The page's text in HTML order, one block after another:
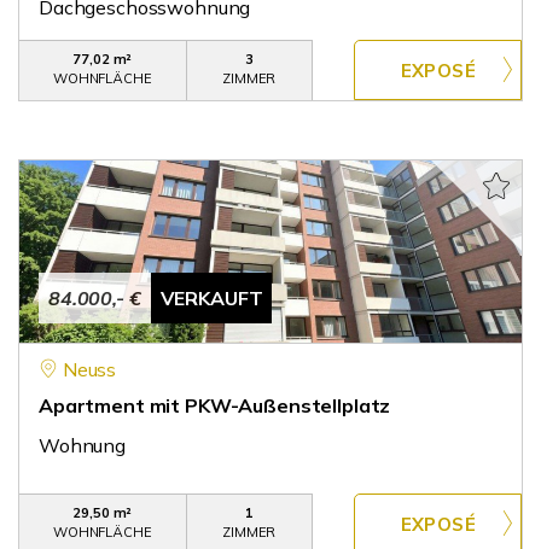
Dachgeschosswohnung
77,02 m²
WOHNFLÄCHE
3
ZIMMER
84.000,- € VERKAUFT
Neuss
Apartment mit PKW-Außenstellplatz
Wohnung
29,50 m²
WOHNFLÄCHE
1
ZIMMER